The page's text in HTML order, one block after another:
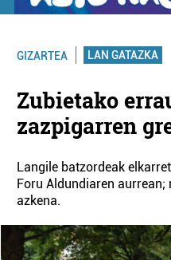
GIZARTEA LAN GATAZKA
Zubietako
zazpigarren
Langile batzordeak
Foru Aldundiaren aurrean;
azkena.